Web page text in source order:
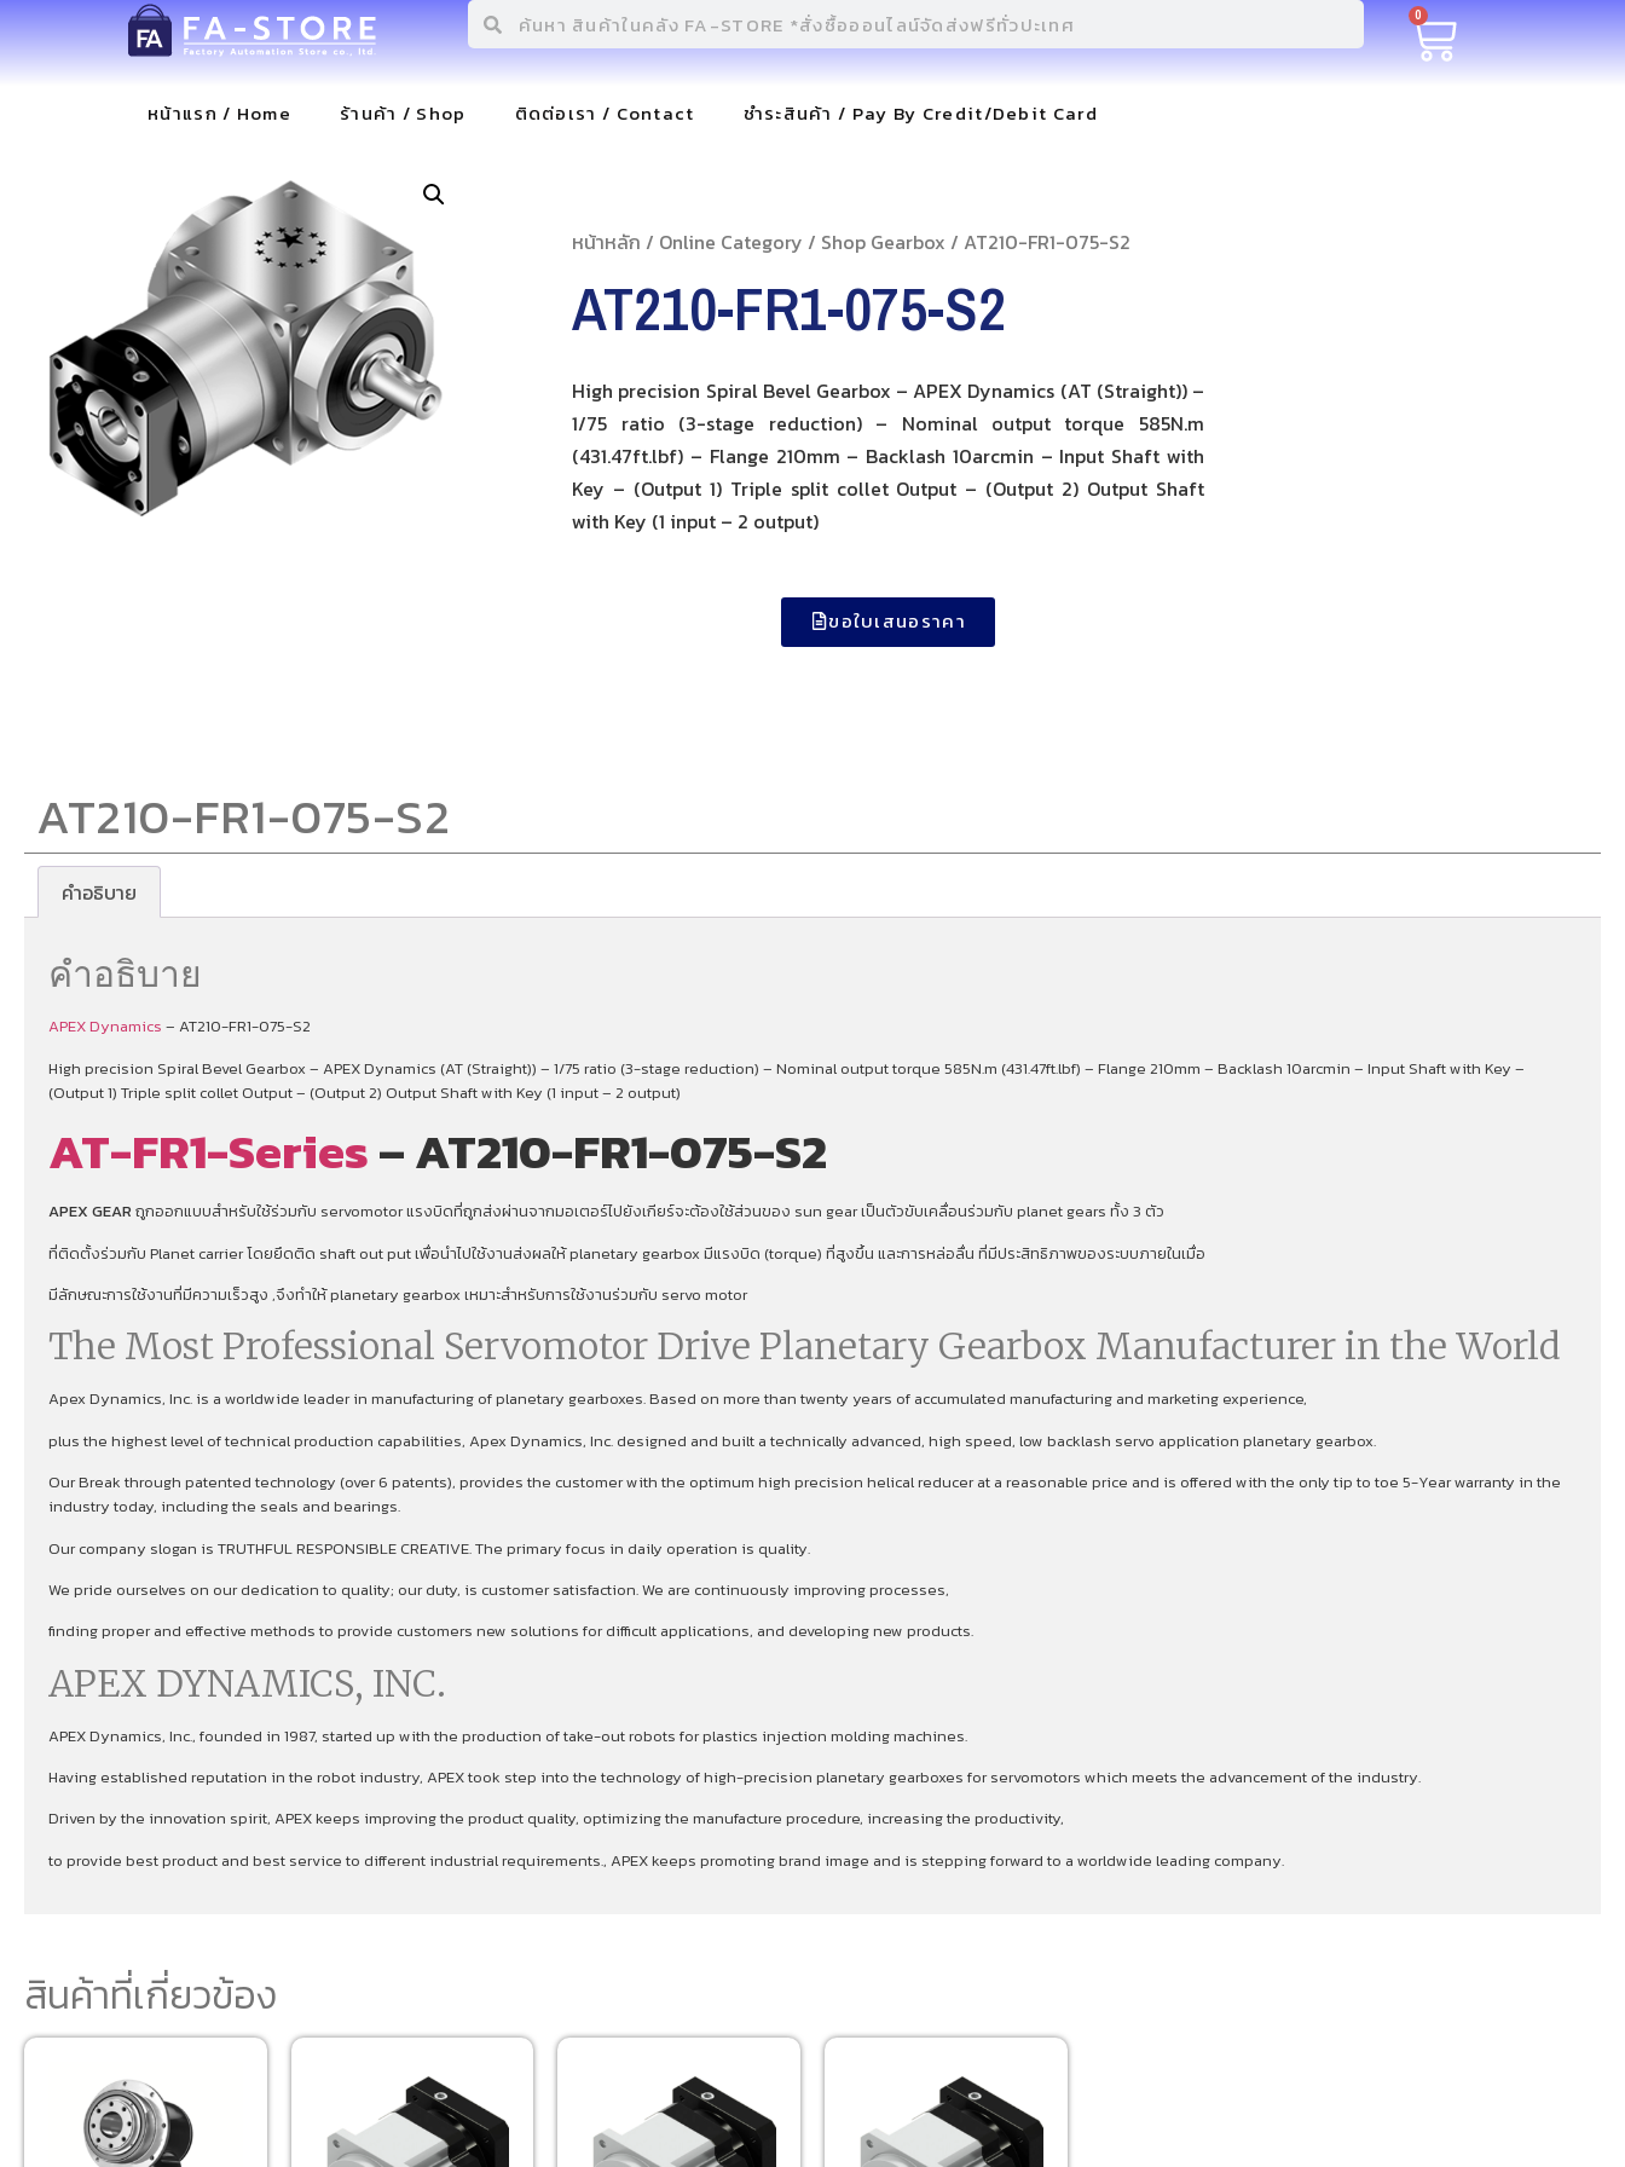
0
หน้าแรก / Home ร้านค้า / Shop ติดต่อเรา / Contact ชำระสินค้า / Pay By Credit/Debit Card
หน้าหลัก / Online Category / Shop Gearbox / AT210-FR1-075-S2
AT210-FR1-075-S2
High precision Spiral Bevel Gearbox – APEX Dynamics (AT (Straight)) –
1/75 ratio (3-stage reduction) – Nominal output torque 585N.m
(431.47ft.lbf) – Flange 210mm – Backlash 10arcmin – Input Shaft with
Key – (Output 1) Triple split collet Output – (Output 2) Output Shaft
with Key (1 input – 2 output)
ขอใบเสนอราคา
AT210-FR1-075-S2
คำอธิบาย
คำอธิบาย
APEX Dynamics – AT210-FR1-075-S2
High precision Spiral Bevel Gearbox – APEX Dynamics (AT (Straight)) – 1/75 ratio (3-stage reduction) – Nominal output torque 585N.m (431.47ft.lbf) – Flange 210mm – Backlash 10arcmin – Input Shaft with Key –
(Output 1) Triple split collet Output – (Output 2) Output Shaft with Key (1 input – 2 output)
AT-FR1-Series– AT210-FR1-075-S2
APEX GEAR ถูกออกแบบสำหรับใช้ร่วมกับ servomotor แรงบิดที่ถูกส่งผ่านจากมอเตอร์ไปยังเกียร์จะต้องใช้ส่วนของ sun gear เป็นตัวขับเคลื่อนร่วมกับ planet gears ทั้ง 3 ตัว
ที่ติดตั้งร่วมกับ Planet carrier โดยยึดติด shaft out put เพื่อนําไปใช้งานส่งผลให้ planetary gearbox มีแรงบิด (torque) ที่สูงขึ้น และการหล่อลื่น ที่มีประสิทธิภาพของระบบภายในเมื่อ
มีลักษณะการใช้งานที่มีความเร็วสูง ,จึงทําให้ planetary gearbox เหมาะสำหรับการใช้งานร่วมกับ servo motor
The Most Professional Servomotor Drive Planetary Gearbox Manufacturer in the World
Apex Dynamics, Inc. is a worldwide leader in manufacturing of planetary gearboxes. Based on more than twenty years of accumulated manufacturing and marketing experience,
plus the highest level of technical production capabilities, Apex Dynamics, Inc. designed and built a technically advanced, high speed, low backlash servo application planetary gearbox.
Our Break through patented technology (over 6 patents), provides the customer with the optimum high precision helical reducer at a reasonable price and is offered with the only tip to toe 5-Year warranty in the
industry today, including the seals and bearings.
Our company slogan is TRUTHFUL RESPONSIBLE CREATIVE. The primary focus in daily operation is quality.
We pride ourselves on our dedication to quality; our duty, is customer satisfaction. We are continuously improving processes,
finding proper and effective methods to provide customers new solutions for difficult applications, and developing new products.
APEX DYNAMICS, INC.
APEX Dynamics, Inc., founded in 1987, started up with the production of take-out robots for plastics injection molding machines.
Having established reputation in the robot industry, APEX took step into the technology of high-precision planetary gearboxes for servomotors which meets the advancement of the industry.
Driven by the innovation spirit, APEX keeps improving the product quality, optimizing the manufacture procedure, increasing the productivity,
to provide best product and best service to different industrial requirements., APEX keeps promoting brand image and is stepping forward to a worldwide leading company.
สินค้าที่เกี่ยวข้อง